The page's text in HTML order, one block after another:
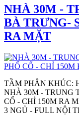
NHÀ 30M -
BÀ TRƯNG-
RA MẶT
TẦM PHÂN KHÚC:
NHÀ 30M - TRUNG
CỔ - CHỈ 150M RA
3 NGỦ - FULL NỘI